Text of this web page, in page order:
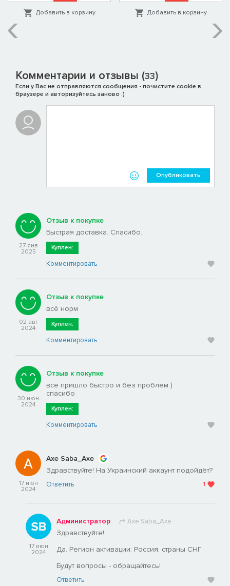
Добавить в корзину Добавить в корзину
Комментарии и отзывы (33)
Если у Вас не отправляются сообщения - почистите cookie в
браузере и авторизуйтесь заново :)
Опубликовать
27 янв
2025
Отзыв к покупке
Быстрая доставка. Спасибо.
Куплен:
Комментировать
02 авг
2024
Отзыв к покупке
всё норм
Куплен:
Комментировать
30 июн
2024
Отзыв к покупке
все пришло быстро и без проблем )
спасибо
Куплен:
Комментировать
17 июн
2024
Axe Saba_Axe
Здравствуйте! На Украинский аккаунт подойдёт?
Ответить 1
17 июн
2024
Администратор Axe Saba_Axe
Здравствуйте!
Да. Регион активации: Россия, страны СНГ
Будут вопросы - обращайтесь!
Ответить